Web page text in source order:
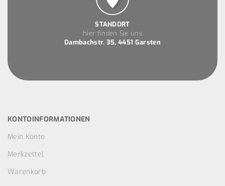
STANDORT
hier finden Sie uns
Dambachstr. 35, 4451 Garsten
KONTOINFORMATIONEN
Mein Konto
Merkzettel
Warenkorb